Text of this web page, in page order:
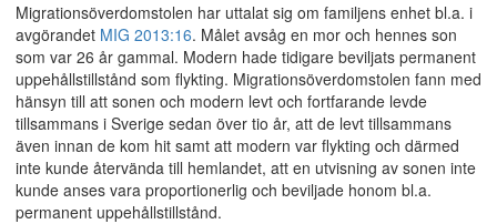
Migrationsöverdomstolen har uttalat sig om familjens enhet bl.a. i
avgörandet MIG 2013:16. Målet avsåg en mor och hennes son
som var 26 år gammal. Modern hade tidigare beviljats permanent
uppehållstillstånd som flykting. Migrationsöverdomstolen fann med
hänsyn till att sonen och modern levt och fortfarande levde
tillsammans i Sverige sedan över tio år, att de levt tillsammans
även innan de kom hit samt att modern var flykting och därmed
inte kunde återvända till hemlandet, att en utvisning av sonen inte
kunde anses vara proportionerlig och beviljade honom bl.a.
permanent uppehållstillstånd.